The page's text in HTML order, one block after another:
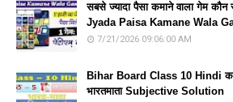
सबसे ज्यादा पैसा कमाने वाला गेम
Jyada Paisa Kamane Wala
7/21/2026 09:06:00 AM
Bihar Board Class 10 Hindi
भारतमाता Subjective Solution